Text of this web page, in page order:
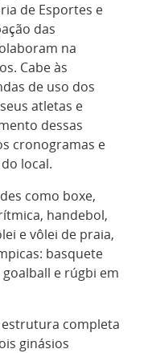
de Esportes e
das
na
Cabe às
de uso dos
atletas e
dessas
cronogramas e
local.
como boxe,
handebol,
e vôlei de praia,
basquete
e rúgbi em
completa
ginásios